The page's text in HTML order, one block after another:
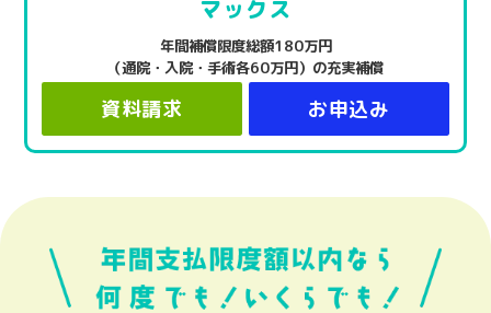
マックス
年間補償限度総額180万円
（通院・入院・手術各60万円）の充実補償
資料請求 お申込み